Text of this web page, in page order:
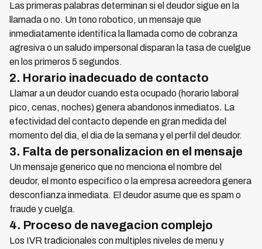
Las primeras palabras determinan si el deudor sigue en la
llamada o no. Un tono robotico, un mensaje que
inmediatamente identifica la llamada como de cobranza
agresiva o un saludo impersonal disparan la tasa de cuelgue
en los primeros 5 segundos.
2. Horario inadecuado de contacto
Llamar a un deudor cuando esta ocupado (horario laboral
pico, cenas, noches) genera abandonos inmediatos. La
efectividad del contacto depende en gran medida del
momento del dia, el dia de la semana y el perfil del deudor.
3. Falta de personalizacion en el mensaje
Un mensaje generico que no menciona el nombre del
deudor, el monto especifico o la empresa acreedora genera
desconfianza inmediata. El deudor asume que es spam o
fraude y cuelga.
4. Proceso de navegacion complejo
Los IVR tradicionales con multiples niveles de menu y